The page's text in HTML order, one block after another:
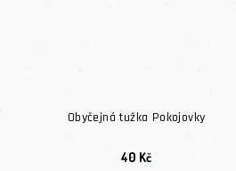
Obyčejná tužka Pokojovky
40 Kč